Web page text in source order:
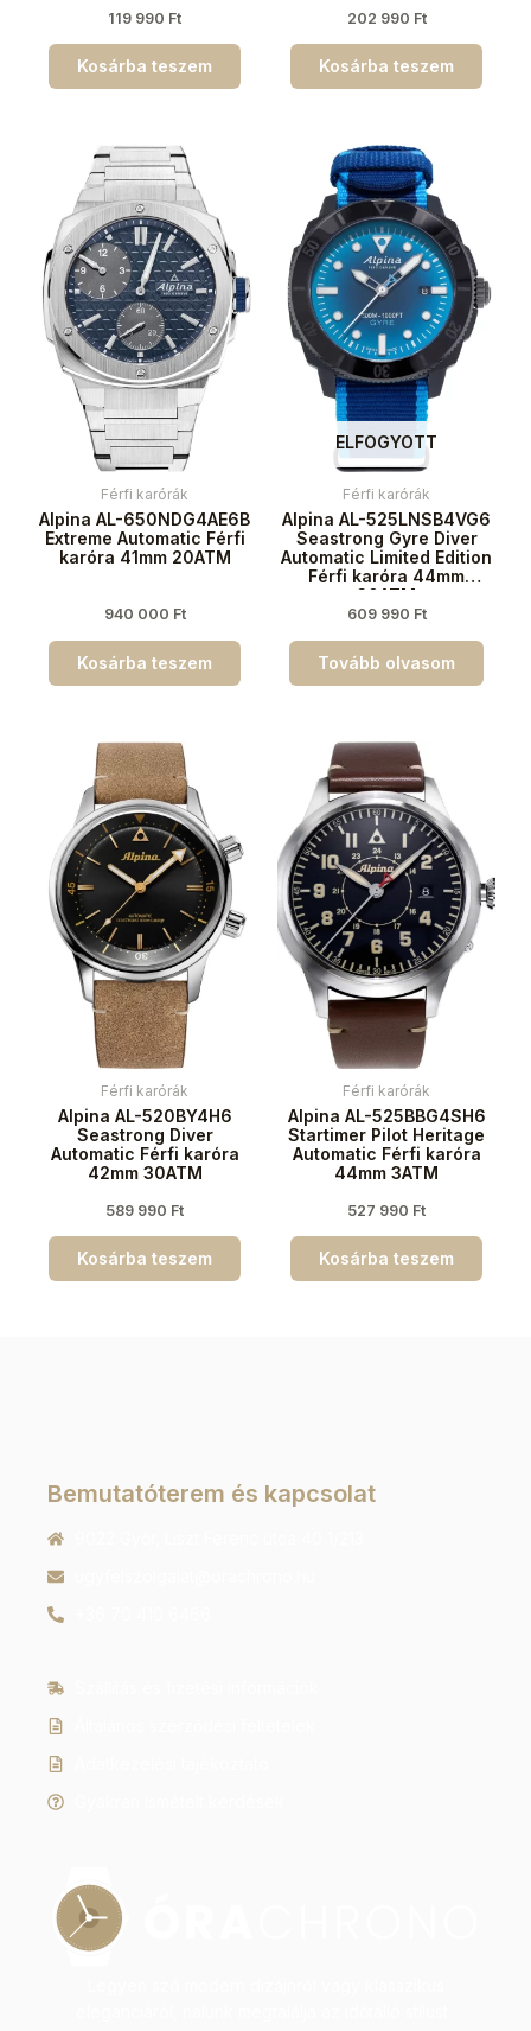
119 990 Ft
Kosárba teszem
202 990 Ft
Kosárba teszem
Férfi karórák
Alpina AL-650NDG4AE6B
Extreme Automatic Férfi
karóra 41mm 20ATM
940 000 Ft
Kosárba teszem
ELFOGYOTT
Férfi karórák
Alpina AL-525LNSB4VG6
Seastrong Gyre Diver
Automatic Limited Edition
Férfi karóra 44mm
30ATM
609 990 Ft
Tovább olvasom
Férfi karórák
Alpina AL-520BY4H6
Seastrong Diver
Automatic Férfi karóra
42mm 30ATM
589 990 Ft
Kosárba teszem
Férfi karórák
Alpina AL-525BBG4SH6
Startimer Pilot Heritage
Automatic Férfi karóra
44mm 3ATM
527 990 Ft
Kosárba teszem
Bemutatóterem és kapcsolat